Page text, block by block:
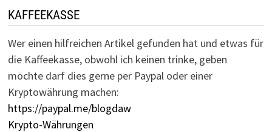
KAFFEEKASSE
Wer einen hilfreichen Artikel gefunden hat und etwas für
die Kaffeekasse, obwohl ich keinen trinke, geben
möchte darf dies gerne per Paypal oder einer
Kryptowährung machen:
https://paypal.me/blogdaw
Krypto-Währungen